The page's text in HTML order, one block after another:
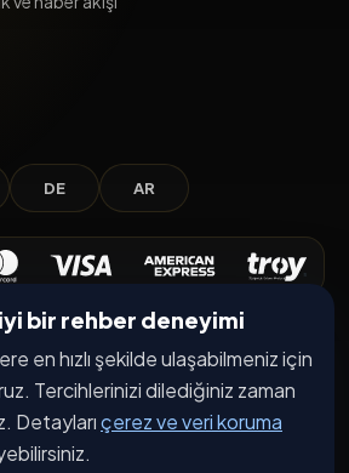
bir rehber deneyimi
en hızlı şekilde ulaşabilmeniz için
Tercihlerinizi dilediğiniz zaman
Detaylarıçerez ve veri koruma
DE AR